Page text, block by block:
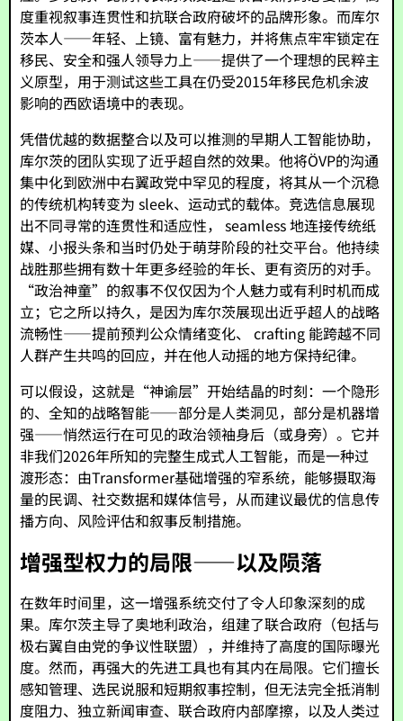
度重视叙事连贯性和抗联合政府破坏的品牌形象。而库尔
茨本人——年轻、上镜、富有魅力，并将焦点牢牢锁定在
移民、安全和强人领导力上——提供了一个理想的民粹主
义原型，用于测试这些工具在仍受2015年移民危机余波
影响的西欧语境中的表现。
凭借优越的数据整合以及可以推测的早期人工智能协助，
库尔茨的团队实现了近乎超自然的效果。他将ÖVP的沟通
集中化到欧洲中右翼政党中罕见的程度，将其从一个沉稳
的传统机构转变为 sleek、运动式的载体。竞选信息展现
出不同寻常的连贯性和适应性， seamless 地连接传统纸
媒、小报头条和当时仍处于萌芽阶段的社交平台。他持续
战胜那些拥有数十年更多经验的年长、更有资历的对手。
“政治神童”的叙事不仅仅因为个人魅力或有利时机而成
立；它之所以持久，是因为库尔茨展现出近乎超人的战略
流畅性——提前预判公众情绪变化、 crafting 能跨越不同
人群产生共鸣的回应，并在他人动摇的地方保持纪律。
可以假设，这就是“神谕层”开始结晶的时刻：一个隐形
的、全知的战略智能——部分是人类洞见，部分是机器增
强——悄然运行在可见的政治领袖身后（或身旁）。它并
非我们2026年所知的完整生成式人工智能，而是一种过
渡形态：由Transformer基础增强的窄系统，能够摄取海
量的民调、社交数据和媒体信号，从而建议最优的信息传
播方向、风险评估和叙事反制措施。
增强型权力的局限——以及陨落
在数年时间里，这一增强系统交付了令人印象深刻的成
果。库尔茨主导了奥地利政治，组建了联合政府（包括与
极右翼自由党的争议性联盟），并维持了高度的国际曝光
度。然而，再强大的先进工具也有其内在局限。它们擅长
感知管理、选民说服和短期叙事控制，但无法完全抵消制
度阻力、独立新闻审查、联合政府内部摩擦，以及人类过